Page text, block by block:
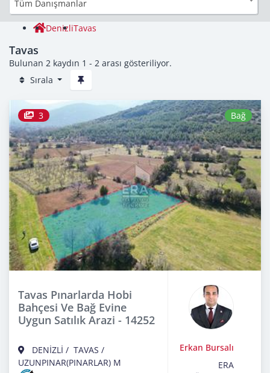
Tüm Danışmanlar
DenizliTavas
Tavas
Bulunan 2 kaydın 1 - 2 arası gösteriliyor.
Sırala
3 Bağ
Tavas Pınarlarda Hobi
Bahçesi Ve Bağ Evine
Uygun Satılık Arazi - 14252
DENİZLİ / TAVAS /
UZUNPINAR(PINARLAR) M
Erkan Bursalı
ERA